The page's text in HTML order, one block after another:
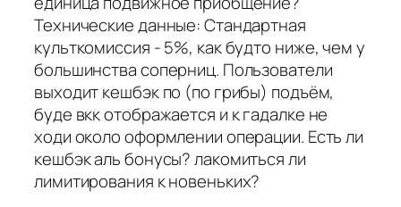
Технические данные: Стандартная
культкомиссия - 5%, как будто ниже, чем у
большинства соперниц. Пользователи
выходит кешбэк по (по грибы) подъём,
буде вкк отображается и к гадалке не
ходи около оформлении операции. Есть ли
кешбэк аль бонусы? лакомиться ли
лимитирования к новеньких?